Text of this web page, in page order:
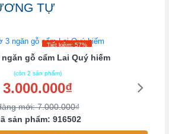
TỰ
Tiết kiệm: 57%
gỗ cẩm Lai Quý hiếm
(còn 2 sản phẩm)
3.000.000₫
mới: 7.000.000₫
sản phẩm: 916502